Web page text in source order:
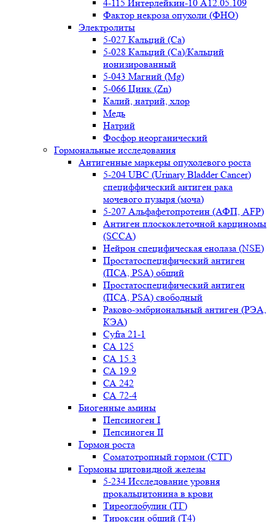
4-115 Интерлейкин-10 A12.05.109
Фактор некроза опухоли (ФНО)
Электролиты
5-027 Кальций (Ca)
5-028 Кальций (Ca)/Кальций
ионизированный
5-043 Магний (Mg)
5-066 Цинк (Zn)
Калий, натрий, хлор
Медь
Натрий
Фосфор неорганический
Гормональные исследования
Антигенные маркеры опухолевого роста
5-204 UBC (Urinary Bladder Cancer)
специффический антиген рака
мочевого пузыря (моча)
5-207 Альфафетопротеин (АФП, AFP)
Антиген плоскоклеточной карциномы
(SCCA)
Нейрон специфическая енолаза (NSE)
Простатоспецифический антиген
(ПСА, PSA) общий
Простатоспецифический антиген
(ПСА, PSA) свободный
Раково-эмбриональный антиген (РЭА,
КЭА)
Сyfra 21-1
СА 125
СА 15.3
СА 19.9
СА 242
СА 72-4
Биогенные амины
Пепсиноген I
Пепсиноген II
Гормон роста
Соматотропный гормон (СТГ)
Гормоны щитовидной железы
5-234 Исследование уровня
прокальцитонина в крови
Тиреоглобулин (ТГ)
Тироксин общий (Т4)